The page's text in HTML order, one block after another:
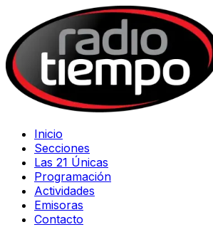
Inicio
Secciones
Las 21 Únicas
Programación
Actividades
Emisoras
Contacto